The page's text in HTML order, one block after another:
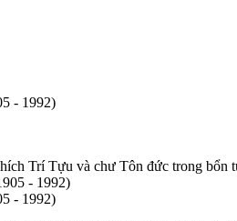
- 1992)
Trí Tựu và chư Tôn đức trong
- 1992)